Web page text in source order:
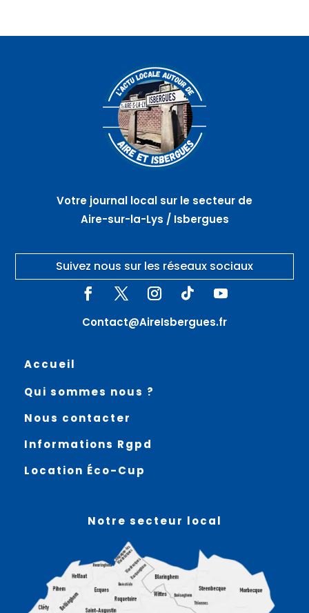
Votre journal local sur le secteur de
Aire-sur-la-Lys / Isbergues
Suivez nous sur les réseaux sociaux
Contact@AireIsbergues.fr
Accueil
Qui sommes nous ?
Nous contacter
Informations Rgpd
Location Éco-Cup
Notre secteur local